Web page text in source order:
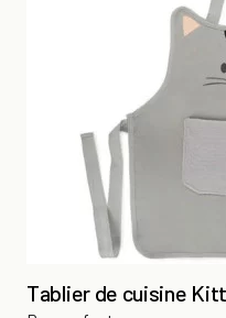
Tablier de cuisine